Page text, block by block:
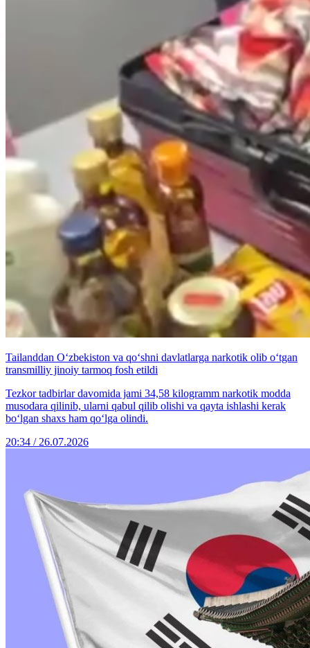
Tailanddan O‘zbekiston va qo‘shni davlatlarga narkotik olib o‘tgan
transmilliy jinoiy tarmoq fosh etildi
Tezkor tadbirlar davomida jami 34,58 kilogramm narkotik modda
musodara qilinib, ularni qabul qilib olishi va qayta ishlashi kerak
bo‘lgan shaxs ham qo‘lga olindi.
20:34 / 26.07.2026